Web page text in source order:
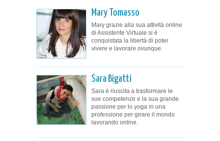
Mary Tomasso
Mary grazie alla sua attività online
di Assistente Virtuale si è
conquistata la libertà di poter
vivere e lavorare ovunque.
Sara Bigatti
Sara è riuscita a trasformare le
sue competenze e la sua grande
passione per lo yoga in una
professione per girare il mondo
lavorando online.